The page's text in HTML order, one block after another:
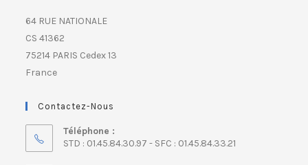
64 RUE NATIONALE
CS 41362
75214 PARIS Cedex 13
France
Contactez-Nous
Téléphone :
STD : 01.45.84.30.97 - SFC : 01.45.84.33.21